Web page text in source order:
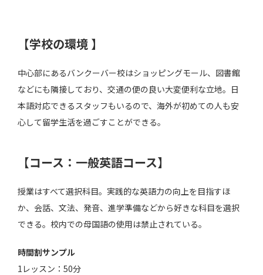
【学校の環境 】
中心部にあるバンクーバー校はショッピングモール、図書館
などにも隣接しており、交通の便の良い大変便利な立地。日
本語対応できるスタッフもいるので、海外が初めての人も安
心して留学生活を過ごすことができる。
【コース：一般英語コース】
授業はすべて選択科目。実践的な英語力の向上を目指すほ
か、会話、文法、発音、進学準備などから好きな科目を選択
できる。校内での母国語の使用は禁止されている。
時間割サンプル
1レッスン：50分